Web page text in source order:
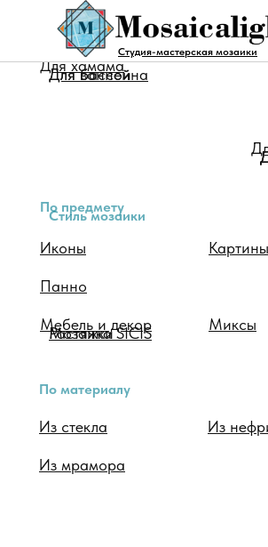
Студия-мастерская мозаики
Стиль мозаики
Мебель и декор
Мозаика SICIS
Иконы Картины
Миксы
Панно
По предмету
Растяжки
По материалу
Из стекла Из
Из мрамора
Для хамама
Для ванной
Для бассейна
Для помещения